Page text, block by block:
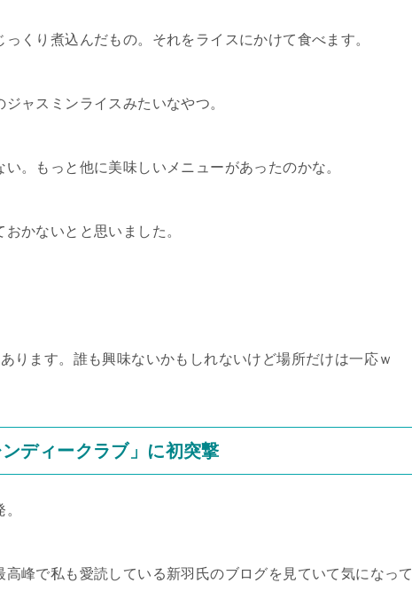
くり煮込んだもの。それをライスにかけて食べます。
ャスミンライスみたいなやつ。
。もっと他に美味しいメニューがあったのかな。
かないとと思いました。
ります。誰も興味ないかもしれないけど場所だけは一応ｗ
ディークラブ」に初突撃
峰で私も愛読している新羽氏のブログを見ていて気になって